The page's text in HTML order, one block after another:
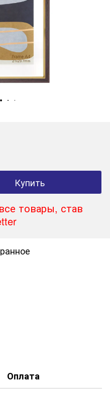
Купить
товары, став
Оплата